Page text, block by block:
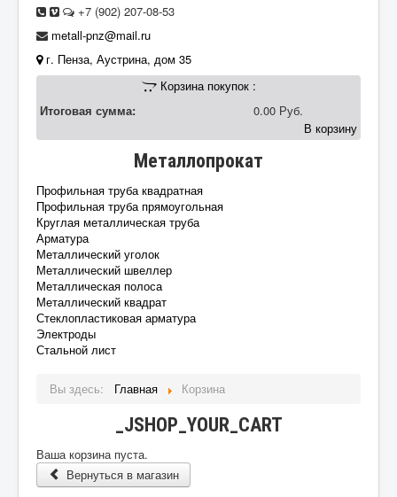
+7 (902) 207-08-53
metall-pnz@mail.ru
г. Пенза, Аустрина, дом 35
Корзина покупок :
Итоговая сумма:
0.00 Руб.
В корзину
Металлопрокат
Профильная труба квадратная
Профильная труба прямоугольная
Круглая металлическая труба
Арматура
Металлический уголок
Металлический швеллер
Металлическая полоса
Металлический квадрат
Стеклопластиковая арматура
Электроды
Стальной лист
Вы здесь: Главная Корзина
_JSHOP_YOUR_CART
Ваша корзина пуста.
Вернуться в магазин